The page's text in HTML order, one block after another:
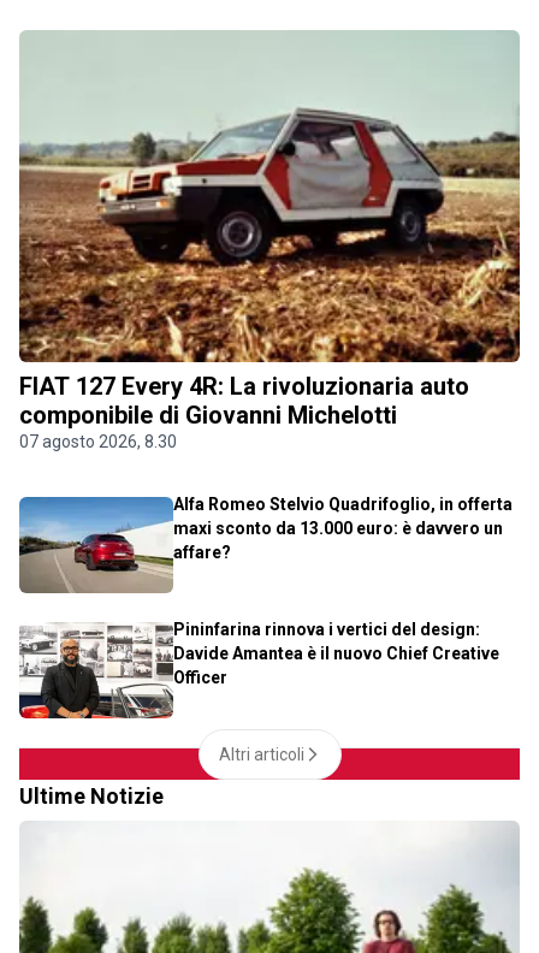
FIAT 127 Every 4R: La rivoluzionaria auto
componibile di Giovanni Michelotti
07 agosto 2026, 8.30
Alfa Romeo Stelvio Quadrifoglio, in offerta
maxi sconto da 13.000 euro: è davvero un
affare?
Pininfarina rinnova i vertici del design:
Davide Amantea è il nuovo Chief Creative
Officer
Altri articoli
Ultime Notizie